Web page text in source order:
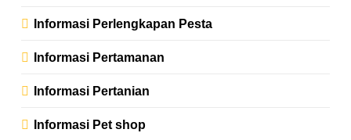
Informasi Perlengkapan Pesta
Informasi Pertamanan
Informasi Pertanian
Informasi Pet shop